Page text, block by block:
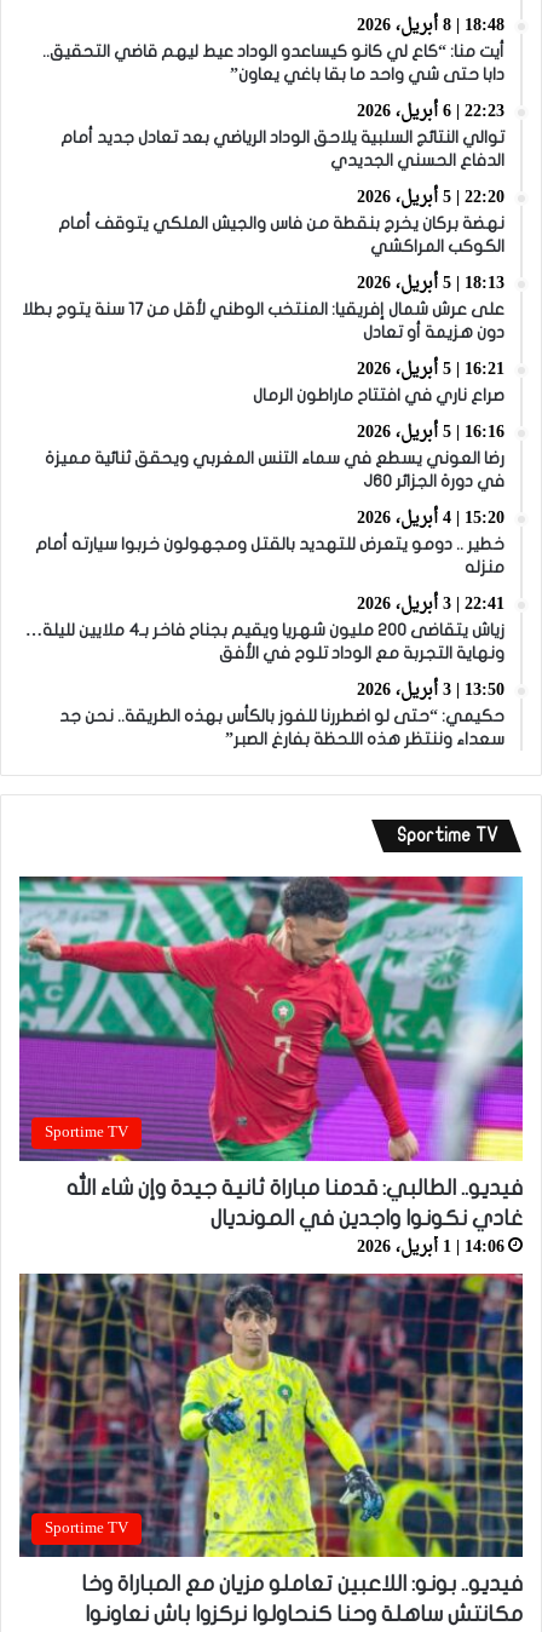
18:48 | 8 أبريل، 2026
أيت منا: “كاع لي كانو كيساعدو الوداد عيط ليهم قاضي التحقيق..
دابا حتى شي واحد ما بقا باغي يعاون”
22:23 | 6 أبريل، 2026
توالي النتائج السلبية يلاحق الوداد الرياضي بعد تعادل جديد أمام
الدفاع الحسني الجديدي
22:20 | 5 أبريل، 2026
نهضة بركان يخرج بنقطة من فاس والجيش الملكي يتوقف أمام
الكوكب المراكشي
18:13 | 5 أبريل، 2026
على عرش شمال إفريقيا: المنتخب الوطني لأقل من 17 سنة يتوج بطلا
دون هزيمة أو تعادل
16:21 | 5 أبريل، 2026
صراع ناري في افتتاح ماراطون الرمال
16:16 | 5 أبريل، 2026
رضا العوني يسطع في سماء التنس المغربي ويحقق ثنائية مميزة
في دورة الجزائر J60
15:20 | 4 أبريل، 2026
خطير .. دومو يتعرض للتهديد بالقتل ومجهولون خربوا سيارته أمام
منزله
22:41 | 3 أبريل، 2026
زياش يتقاضى 200 مليون شهريا ويقيم بجناح فاخر بـ4 ملايين لليلة…
ونهاية التجربة مع الوداد تلوح في الأفق
13:50 | 3 أبريل، 2026
حكيمي: “حتى لو اضطررنا للفوز بالكأس بهذه الطريقة.. نحن جد
سعداء وننتظر هذه اللحظة بفارغ الصبر”
Sportime TV
Sportime TV
فيديو.. الطالبي: قدمنا مباراة ثانية جيدة وإن شاء الله
غادي نكونوا واجدين في المونديال
14:06 | 1 أبريل، 2026
Sportime TV
فيديو.. بونو: اللاعبين تعاملو مزيان مع المباراة وخا
مكانتش ساهلة وحنا كنحاولوا نركزوا باش نعاونوا